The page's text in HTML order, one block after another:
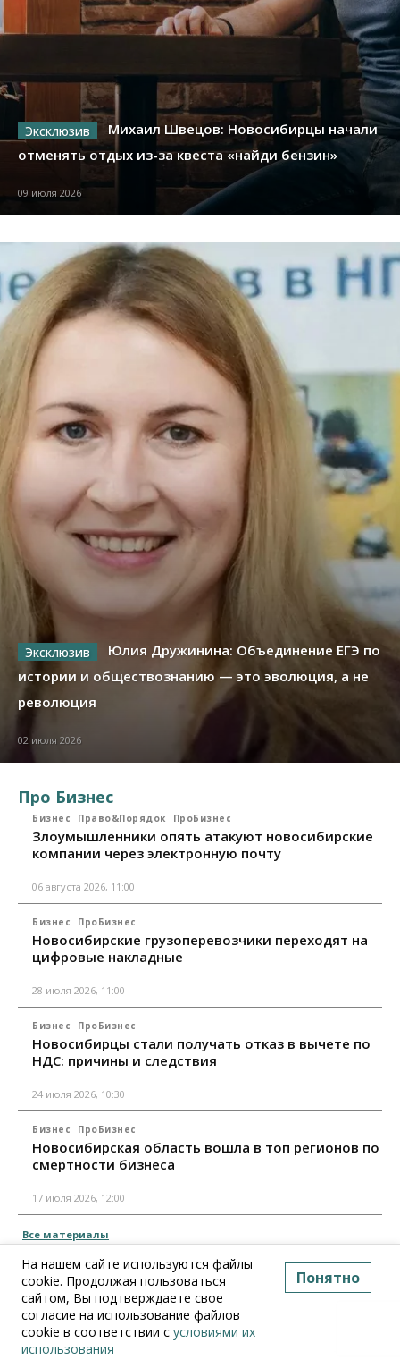
Михаил Швецов: Новосибирцы начали
отменять отдых из-за квеста «найди бензин»
09 июля 2026
Юлия Дружинина: Объединение ЕГЭ по
истории и обществознанию — это эволюция, а не
революция
02 июля 2026
Про Бизнес
Бизнес Право&Порядок ПроБизнес
Злоумышленники опять атакуют новосибирские
компании через электронную почту
06 августа 2026, 11:00
Бизнес ПроБизнес
Новосибирские грузоперевозчики переходят на
цифровые накладные
28 июля 2026, 11:00
Бизнес ПроБизнес
Новосибирцы стали получать отказ в вычете по
НДС: причины и следствия
24 июля 2026, 10:30
Бизнес ПроБизнес
Новосибирская область вошла в топ регионов по
смертности бизнеса
17 июля 2026, 12:00
Все материалы
На нашем сайте используются файлы
cookie. Продолжая пользоваться
сайтом, Вы подтверждаете свое
согласие на использование файлов
cookie в соответствии с условиями их
использования
Понятно